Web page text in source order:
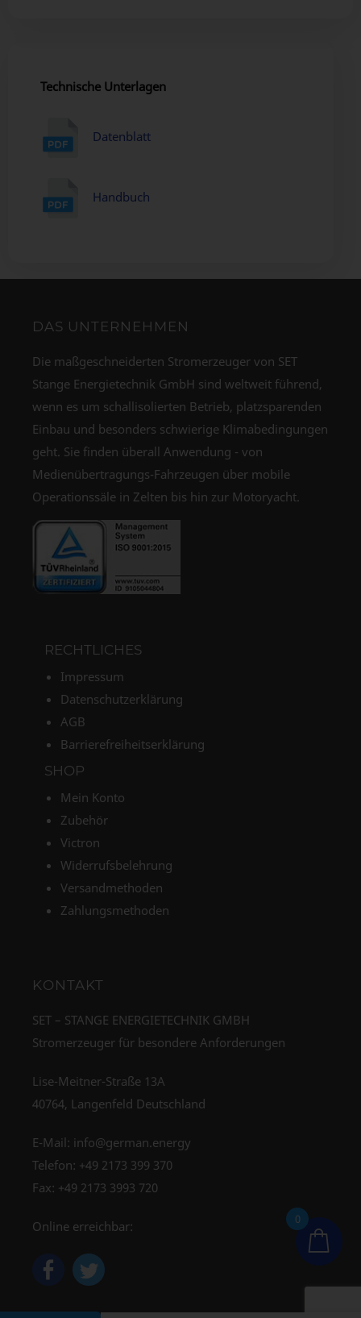
Technische Unterlagen
Datenblatt
Handbuch
DAS UNTERNEHMEN
Die maßgeschneiderten Stromerzeuger von SET
Stange Energietechnik GmbH sind weltweit führend,
wenn es um schallisolierten Betrieb, platzsparenden
Einbau und besonders schwierige Klimabedingungen
geht. Sie finden überall Anwendung - von
Medienübertragungs-Fahrzeugen über mobile
Operationssäle in Zelten bis hin zur Motoryacht.
RECHTLICHES
Impressum
Datenschutzerklärung
AGB
Barrierefreiheitserklärung
SHOP
Mein Konto
Zubehör
Victron
Widerrufsbelehrung
Versandmethoden
Zahlungsmethoden
KONTAKT
SET – STANGE ENERGIETECHNIK GMBH
Stromerzeuger für besondere Anforderungen
Lise-Meitner-Straße 13A
40764, Langenfeld Deutschland
E-Mail: info@german.energy
Telefon: +49 2173 399 370
Fax: +49 2173 3993 720
Online erreichbar: 0